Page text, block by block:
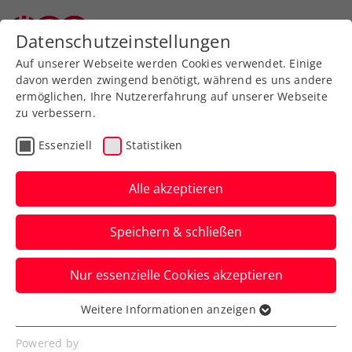
Zurück zur Newsübersicht
Verbands-Info
So hart trainiert Joel
Schwärzler im ÖTV-
Leistungszentrum
Südstadt
Der Youngster gibt in der neuen ITF-Serie
Datenschutzeinstellungen
Auf unserer Webseite werden Cookies verwendet. Einige
davon werden zwingend benötigt, während es uns andere
ermöglichen, Ihre Nutzererfahrung auf unserer Webseite
zu verbessern.
Essenziell Statistiken
Alle akzeptieren
Speichern & schließen
Nur essenzielle Cookies akzeptieren
Essenziell
Essenzielle Cookies werden für grundlegende
Weitere Informationen anzeigen
Powered by